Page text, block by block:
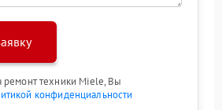
ремонт техники Miele, Вы
конфиденциальности